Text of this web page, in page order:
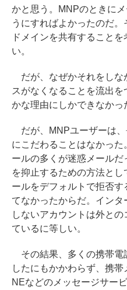
かと思う。MNPのときに
うにすればよかったのだ
ドメインを共有すること
い。
だが、なぜかそれをしな
スがなくなることを流出
かな理由にしかできなかっ
だが、MNPユーザーは、
にこだわることはなかっ
ールの多くが迷惑メール
を抑止するための方法と
ールをデフォルトで拒否
てなかったからだ。イン
しないアカウントは外と
ているに等しい。
その結果、多くの携帯電
したにもかかわらず、携
NEなどのメッセージサー